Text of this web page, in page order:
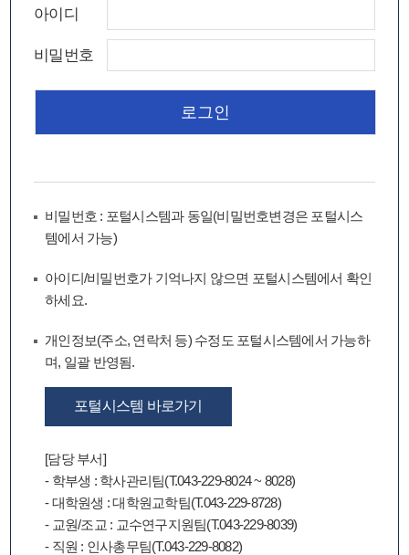
아이디
비밀번호
비밀번호 : 포털시스템과 동일(비밀번호변경은 포털시스
템에서 가능)
아이디/비밀번호가 기억나지 않으면 포털시스템에서 확인
하세요.
개인정보(주소, 연락처 등) 수정도 포털시스템에서 가능하
며, 일괄 반영됨.
포털시스템 바로가기
[담당 부서]
- 학부생 : 학사관리팀(T.043-229-8024 ~ 8028)
- 대학원생 : 대학원교학팀(T.043-229-8728)
- 교원/조교 : 교수연구지원팀(T.043-229-8039)
- 직원 : 인사총무팀(T.043-229-8082)